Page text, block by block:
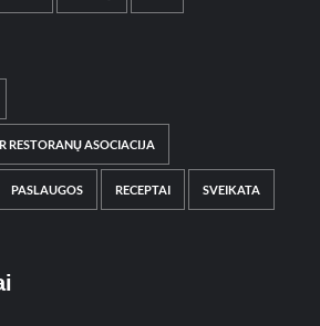
RESTORANŲ ASOCIACIJA
PASLAUGOS RECEPTAI SVEIKATA